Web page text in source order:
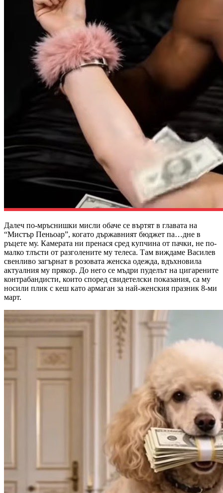
Далеч по-мръснишки мисли обаче се въртят в главата на
“Мистър Пеньоар”, когато държавният бюджет па…дне в
ръцете му. Камерата ни пренася сред купчина от пачки, не по-
малко тлъсти от разголените му телеса. Там виждаме Василев
свенливо загърнат в розовата женска одежда, вдъхновила
актуалния му прякор. До него се мъдри пуделът на цигарените
контрабандисти, които според свидетелски показания, са му
носили плик с кеш като армаган за най-женския празник 8-ми
март.